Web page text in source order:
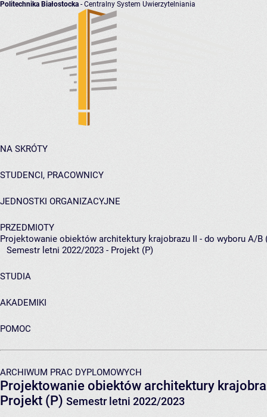
Politechnika Białostocka - Centralny System Uwierzytelniania
NA SKRÓTY
STUDENCI, PRACOWNICY
JEDNOSTKI ORGANIZACYJNE
PRZEDMIOTY
Projektowanie obiektów architektury krajobrazu II - do wyboru A/B
Semestr letni 2022/2023 - Projekt (P)
STUDIA
AKADEMIKI
POMOC
ARCHIWUM PRAC DYPLOMOWYCH
Projektowanie obiektów architektury
Projekt (P) Semestr letni 2022/2023